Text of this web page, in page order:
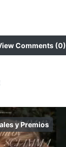
Comments (0)
y Premios